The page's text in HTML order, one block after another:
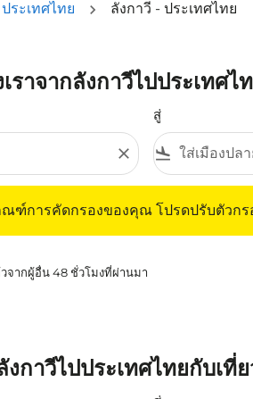
ระเทศไทย ลังกาวี - ประเทศไทย
ราจากลังกาวีไปประเทศไ
close
สู่
flight_land
ณฑ์การคัดกรองของคุณ โปรดปรับตัวก
จากผู้อื่น 48 ชั่วโมงที่ผ่านมา
กาวีไปประเทศไทยกับเที่